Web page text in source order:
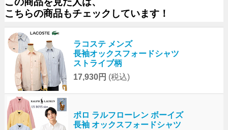
こちらの商品もチェックしています！
ラコステ メンズ
長袖オックスフォードシャツ
ストライブ柄
17,930円 (税込)
ポロ ラルフローレン ボーイズ
長袖 オックスフォードシャツ